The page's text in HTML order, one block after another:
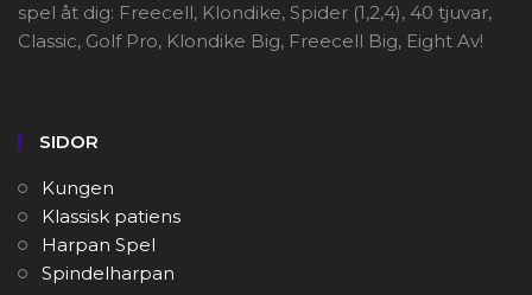
spel åt dig: Freecell, Klondike, Spider (1,2,4), 40 tjuvar,
Classic, Golf Pro, Klondike Big, Freecell Big, Eight Av!
SIDOR
Kungen
Klassisk patiens
Harpan Spel
Spindelharpan